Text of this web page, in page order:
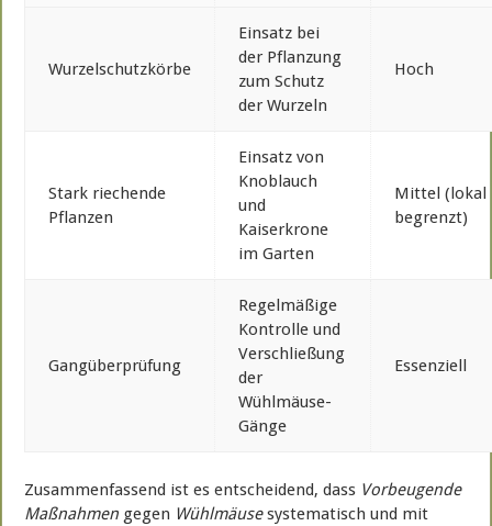
Wurzelschutzkörbe
Einsatz bei
der Pflanzung
zum Schutz
der Wurzeln
Hoch
Stark riechende
Pflanzen
Einsatz von
Knoblauch
und
Kaiserkrone
im Garten
Mittel (lokal
begrenzt)
Gangüberprüfung
Regelmäßige
Kontrolle und
Verschließung
der
Wühlmäuse-
Gänge
Essenziell
Zusammenfassend ist es entscheidend, dass Vorbeugende
Maßnahmen gegen Wühlmäusesystematisch und mit